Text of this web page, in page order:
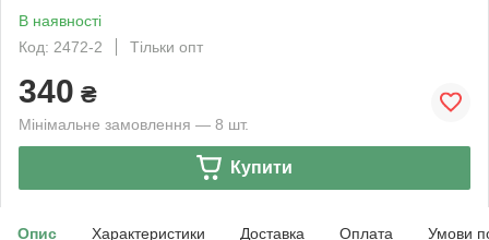
В наявності
Код: 2472-2
Тільки опт
340 ₴
Мінімальне замовлення — 8 шт.
Купити
Опис Характеристики Доставка Оплата Умови